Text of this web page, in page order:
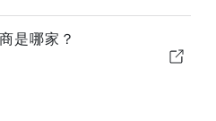
是哪家？